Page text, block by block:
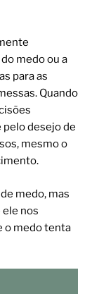
medo ou a
para as
Quando
pelo desejo de
mesmo o
medo, mas
nos
o medo tenta